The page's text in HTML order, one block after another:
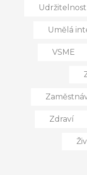
Udržitelnost
Umělá
VSME
Zdraví